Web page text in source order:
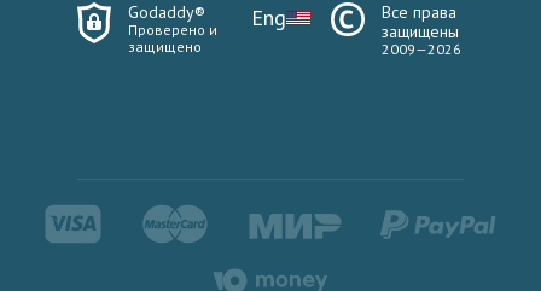
Godaddy®
Проверено и
защищено
Eng
Все права
защищены
2009—2026